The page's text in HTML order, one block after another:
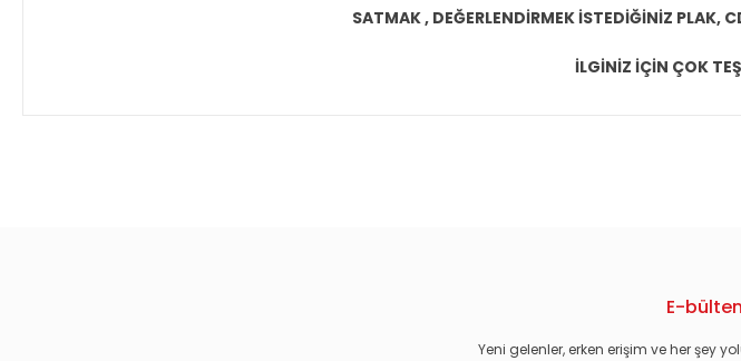
SATMAK , DEĞERLENDİRMEK İSTEDİĞİNİZ PLAK,
İLGİNİZ İÇİN ÇOK
E-
Yeni gelenler, erken erişim ve her şey